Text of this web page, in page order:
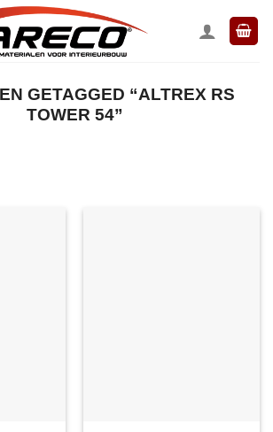
GETAGGED “ALTREX RS
TOWER 54”